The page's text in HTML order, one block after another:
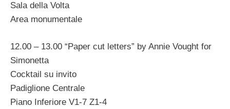
Sala della Volta
Area monumentale
12.00 – 13.00 “Paper cut letters” by Annie Vought for
Simonetta
Cocktail su invito
Padiglione Centrale
Piano Inferiore V1-7 Z1-4